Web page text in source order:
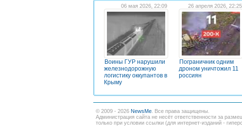
06 мая 2026, 22:09
Воины ГУР нарушили
железнодорожную
логистику оккупантов в
Крыму
26 апреля 2026, 22:25
Пограничник одним
дроном уничтожил 11
россиян
© 2009 - 2026 NewsMe . Все права защищены.
Администрация сайта не несёт ответственности за
только при условии ссылки (для интернет-изданий -